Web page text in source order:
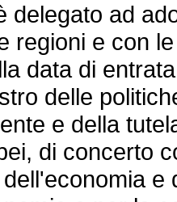
ad
regioni e con
data di
delle
e della
di concerto